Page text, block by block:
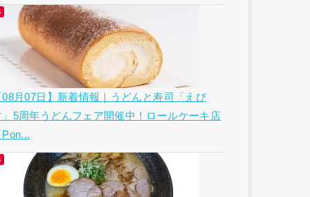
08月07日】新着情報｜うどんと寿司「えび
」5周年うどんフェア開催中！ロールケーキ店
Pon...